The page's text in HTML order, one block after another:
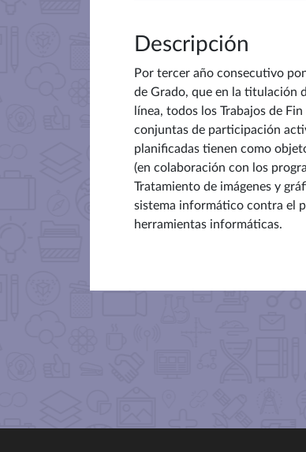
Descripción
Por tercer año consecutivo
de Grado, que en la titulación
línea, todos los Trabajos de
conjuntas de participación
planificadas tienen como
(en colaboración con los
Tratamiento de imágenes y
sistema informático contra el
herramientas informáticas.